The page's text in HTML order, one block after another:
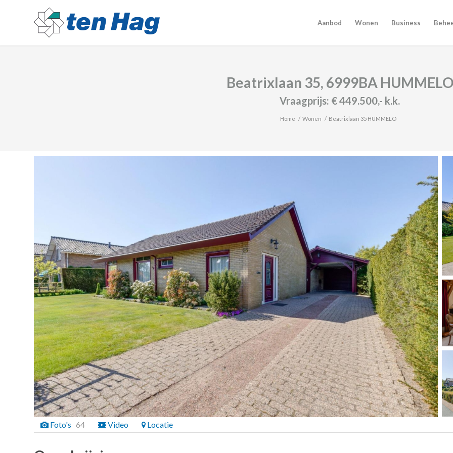
Aanbod Wonen Business
Beatrixlaan 35, 6999BA HUMMELO
Vraagprijs: € 449.500,- k.k.
Home / Wonen / Beatrixlaan 35 HUMMELO
Foto's 64 Video Locatie